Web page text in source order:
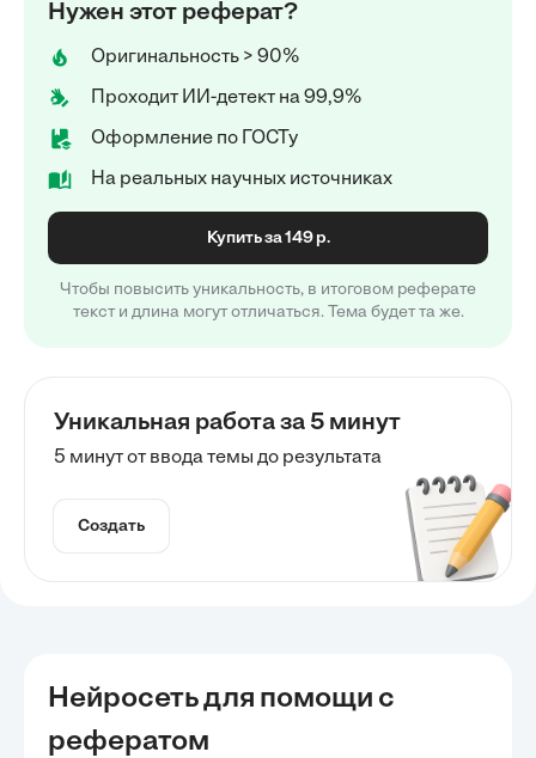
Нужен этот реферат?
Оригинальность > 90%
Проходит ИИ-детект на 99,9%
Оформление по ГОСТу
На реальных научных источниках
Купить за 149 р.
Чтобы повысить уникальность, в итоговом реферате
текст и длина могут отличаться. Тема будет та же.
Уникальная работа за 5 минут
5 минут от ввода темы до результата
Создать
Нейросеть для помощи с
рефератом